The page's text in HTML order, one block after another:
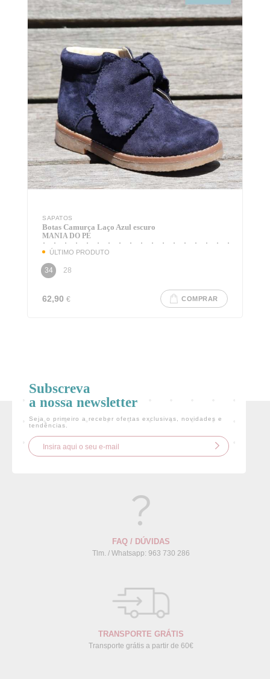
Recuperar Password
CRIAR NOVO CLIENTE
SAPATOS
Botas Camurça Laço Azul escuro
MANIA DO PE
ÚLTIMO PRODUTO
34 28
62,90 € COMPRAR
Subscreva
a nossa newsletter
Seja o primeiro a receber ofertas exclusivas, novidades e
tendências.
FAQ / DÚVIDAS
Tlm. / Whatsapp: 963 730 286
TRANSPORTE GRÁTIS
Transporte grátis a partir de 60€